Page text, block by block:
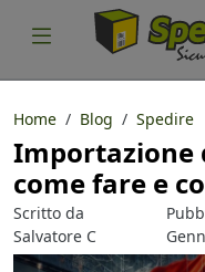
cosa spedire
Pacco
Nazione partenza
Home Blog Spedire
Importazione
come fare e
Scritto da
Salvatore C
Parlacino